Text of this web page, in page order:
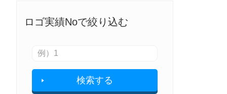
ロゴ実績Noで絞り込む
検索する